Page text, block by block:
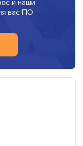
и наши
вас ПО